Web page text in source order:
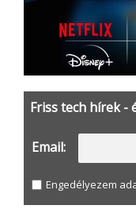
Friss tech hírek -
Email:
Engedélyezem